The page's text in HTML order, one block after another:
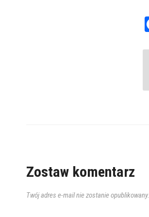
Zostaw komentarz
Twój adres e-mail nie zostanie opublikowany.